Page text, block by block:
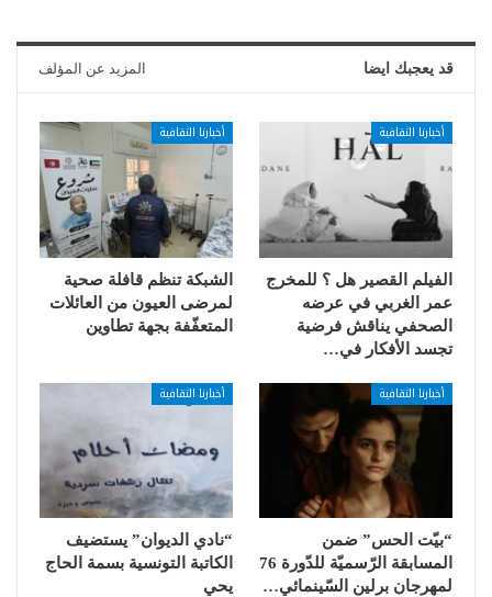
قد يعجبك ايضا المزيد عن المؤلف
أخبارنا الثقافية
الفيلم القصير هل ؟ للمخرج
عمر الغربي في عرضه
الصحفي يناقش فرضية
تجسد الأفكار في…
أخبارنا الثقافية
الشبكة تنظم قافلة صحية
لمرضى العيون من العائلات
المتعفّفة بجهة تطاوين
أخبارنا الثقافية
“بيّت الحس” ضمن
المسابقة الرّسميّة للدّورة 76
لمهرجان برلين السّينمائي…
أخبارنا الثقافية
“نادي الديوان” يستضيف
الكاتبة التونسية بسمة الحاج
يحي